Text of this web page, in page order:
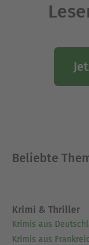
Beliebte
Krimi & Thriller
Krimis aus
Krimis aus